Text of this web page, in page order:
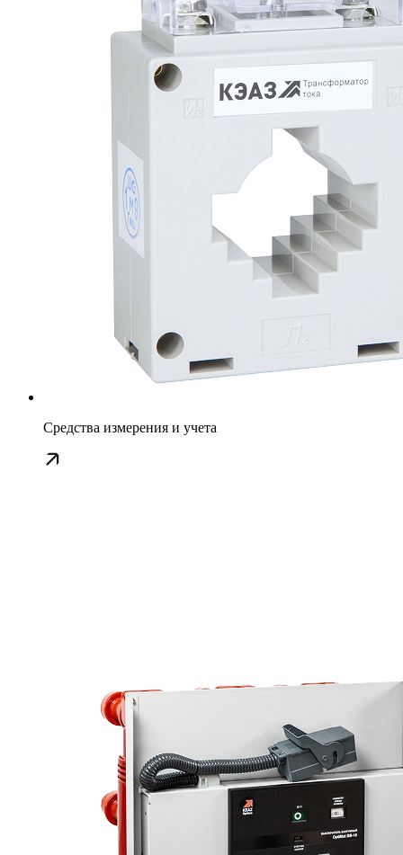
Средства измерения и учета